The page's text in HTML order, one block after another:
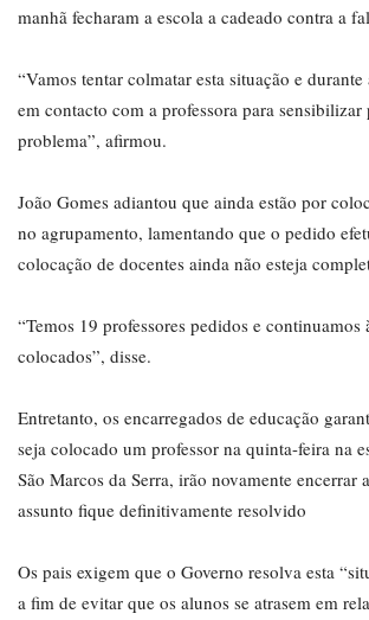
manhã fecharam a escola a cadeado contra a
“Vamos tentar colmatar esta situação e
em contacto com a professora para sensibilizar
problema”, afirmou.
João Gomes adiantou que ainda estão por
no agrupamento, lamentando que o pedido
colocação de docentes ainda não esteja
“Temos 19 professores pedidos e continuamos
colocados”, disse.
Entretanto, os encarregados de educação
seja colocado um professor na quinta-feira na
São Marcos da Serra, irão novamente encerrar
assunto fique definitivamente resolvido
Os pais exigem que o Governo resolva esta
a fim de evitar que os alunos se atrasem em